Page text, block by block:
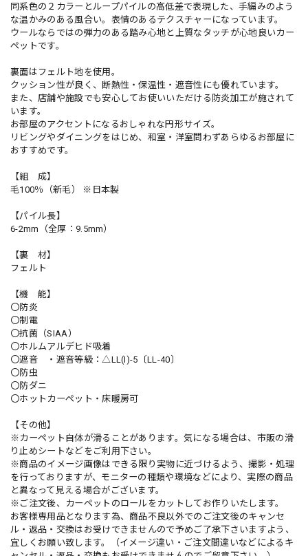
同系色の２カラーとループパイルの高低差で表現した、手編みのよう
な温かみのある風合い。表情のあるテクスチャーになっています。
ウールならではの弾力のある踏み心地と上質なタッチが心地良いカー
ペットです。
裏面はフェルト地を使用。
クッション性が良く、断熱性・保温性・遮音性にも優れています。
また、店舗や施設でも安心してお使いいただける防炎加工が施されて
います。
お部屋のアクセントになるおしゃれな円形サイズ。
リビングやダイニングをはじめ、和室・洋室問わずあらゆるお部屋に
おすすめです。
【組 成】
毛100％（新毛） ※日本製
【パイル長】
6-2mm（全厚：9.5mm）
【裏 材】
フェルト
【機 能】
〇防炎
〇制電
〇抗菌（SIAA）
〇ホルムアルデヒド吸着
〇遮音 ・遮音等級：△LL(I)-5〔LL-40〕
〇防虫
〇防ダニ
〇ホットカーペット・床暖房可
【その他】
※カーペット自体が滑ることがあります。気になる場合は、市販の滑
り止めシートなどをご利用下さい。
※商品のイメージ画像はできる限り実物に近づけるよう、撮影・処理
を行っておりますが、モニターの種類や環境などにより、実際の商品
と異なって見える場合がございます。
※ご注文後、カーペットのロールをカットしてお作りいたします。
お客様専用品となります為、商品不良以外でのご注文後のキャンセ
ル・返品・交換はお受けできませんので予めご了承下さいますよう、
宜しくお願い致します。（イメージ違い・ご注文間違いなどによるキ